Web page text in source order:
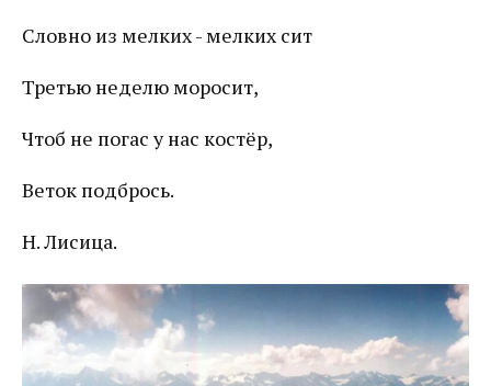
Словно из мелких - мелких сит
Третью неделю моросит,
Чтоб не погас у нас костёр,
Веток подбрось.
Н. Лисица.